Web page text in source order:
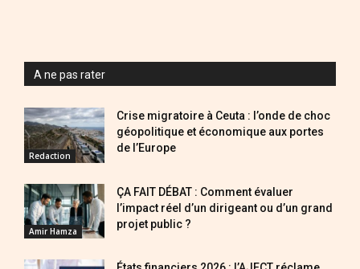
A ne pas rater
Redaction
Crise migratoire à Ceuta : l’onde de choc
géopolitique et économique aux portes
de l’Europe
Amir Hamza
ÇA FAIT DÉBAT : Comment évaluer
l’impact réel d’un dirigeant ou d’un grand
projet public ?